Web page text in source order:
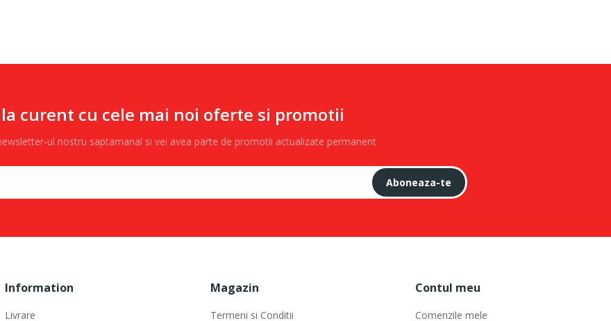
la curent cu cele mai noi oferte si promotii
ul nostru saptamanal si vei avea parte de promotii actualizate permanent
Aboneaza-te
Information
Livrare
Magazin
Termeni si Conditii
Contul meu
Comenzile mele